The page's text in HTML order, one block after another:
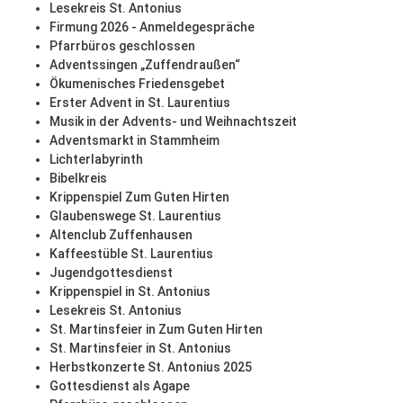
Lesekreis St. Antonius
Firmung 2026 - Anmeldegespräche
Pfarrbüros geschlossen
Adventssingen „Zuffendraußen“
Ökumenisches Friedensgebet
Erster Advent in St. Laurentius
Musik in der Advents- und Weihnachtszeit
Adventsmarkt in Stammheim
Lichterlabyrinth
Bibelkreis
Krippenspiel Zum Guten Hirten
Glaubenswege St. Laurentius
Altenclub Zuffenhausen
Kaffeestüble St. Laurentius
Jugendgottesdienst
Krippenspiel in St. Antonius
Lesekreis St. Antonius
St. Martinsfeier in Zum Guten Hirten
St. Martinsfeier in St. Antonius
Herbstkonzerte St. Antonius 2025
Gottesdienst als Agape